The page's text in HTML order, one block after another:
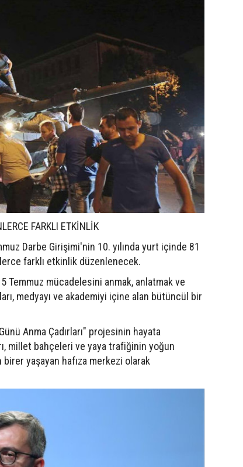
FARKLI ETKİNLİK
Darbe Girişimi'nin 10. yılında yurt içinde 81
farklı etkinlik düzenlenecek.
Temmuz mücadelesini anmak, anlatmak ve
medyayı ve akademiyi içine alan bütüncül bir
Anma Çadırları" projesinin hayata
millet bahçeleri ve yaya trafiğinin yoğun
birer yaşayan hafıza merkezi olarak